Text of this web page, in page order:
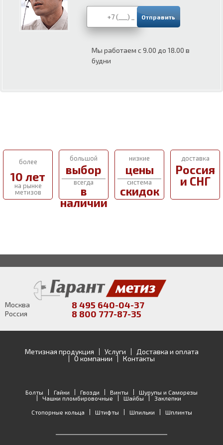
Мы работаем с 9.00 до 18.00 в
будни
более
10 лет
на рынке
метизов
большой
выбор
всегда
в
наличии
низкие
цены
система
скидок
доставка
Россия
и СНГ
Москва 8 495 640-04-37
Россия 8 800 777-87-35
Метизная продукция Услуги
Доставка и оплата
О компании
Контакты
Болты Гайки Гвозди Винты
Шурупы и Саморезы
Чашки пломбировочные
Шайбы
Заклепки
Стопорные кольца
Штифты Шпильки Шплинты